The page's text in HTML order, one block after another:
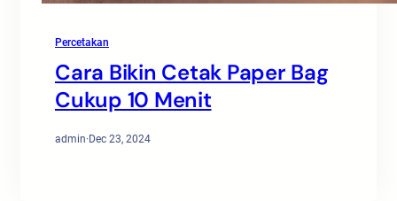
Percetakan
Cara Bikin Cetak Paper Bag
Cukup 10 Menit
admin·Dec 23, 2024